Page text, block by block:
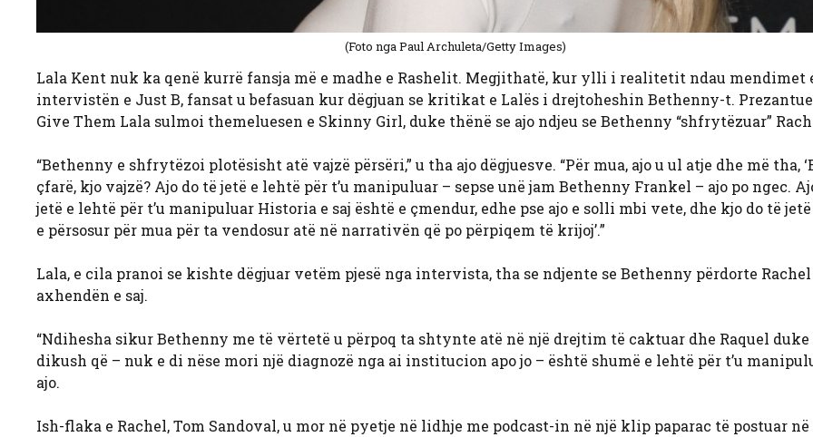
(Foto nga Paul Archuleta/Getty Images)
Lala Kent nuk ka qenë kurrë fansja më e madhe e Rashelit. Megjithatë, kur ylli i realitetit ndau mendimet
intervistën e Just B, fansat u befasuan kur dëgjuan se kritikat e Lalës i drejtoheshin Bethenny-t.
Give Them Lala sulmoi themeluesen e Skinny Girl, duke thënë se ajo ndjeu se Bethenny “shfrytëzuar”
“Bethenny e shfrytëzoi plotësisht atë vajzë përsëri,” u tha ajo dëgjuesve. “Për mua, ajo u ul atje dhe më tha,
çfarë, kjo vajzë? Ajo do të jetë e lehtë për t’u manipuluar – sepse unë jam Bethenny Frankel – ajo po ngec.
jetë e lehtë për t’u manipuluar Historia e saj është e çmendur, edhe pse ajo e solli mbi vete, dhe kjo do të
e përsosur për mua për ta vendosur atë në narrativën që po përpiqem të krijoj’.”
Lala, e cila pranoi se kishte dëgjuar vetëm pjesë nga intervista, tha se ndjente se Bethenny përdorte
axhendën e saj.
“Ndihesha sikur Bethenny me të vërtetë u përpoq ta shtynte atë në një drejtim të caktuar dhe Raquel duke
dikush që – nuk e di nëse mori një diagnozë nga ai institucion apo jo – është shumë e lehtë për t’u
ajo.
Ish-flaka e Rachel, Tom Sandoval, u mor në pyetje në lidhje me podcast-in në një klip paparac të postuar në